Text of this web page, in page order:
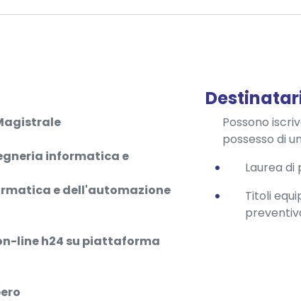
informatica e
e dell'automazione
line h24 su piattaforma
Possono
possesso di
Laurea
Titoli